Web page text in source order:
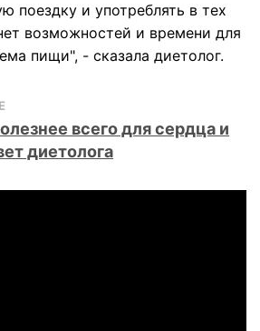
поездку и употреблять в тех
возможностей и времени для
пищи", - сказала диетолог.
всего для сердца и
диетолога